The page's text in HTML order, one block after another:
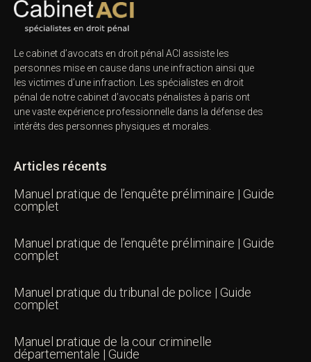
Le cabinet d’avocats en droit pénal ACI assiste les
personnes mise en cause dans une infraction ainsi que
les victimes d’une infraction. Les spécialistes en droit
pénal de notre cabinet d’avocats pénalistes à paris ont
une vaste expérience professionnelle dans la défense des
intérêts des personnes physiques et morales.
Articles récents
Manuel pratique de l’enquête préliminaire | Guide
complet
Manuel pratique de l’enquête préliminaire | Guide
complet
Manuel pratique du tribunal de police | Guide
complet
Manuel pratique de la cour criminelle
départementale | Guide